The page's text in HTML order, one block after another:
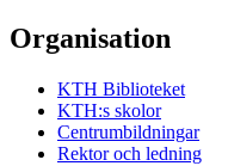
Organisation
KTH Biblioteket
KTH:s skolor
Centrumbildningar
Rektor och ledning